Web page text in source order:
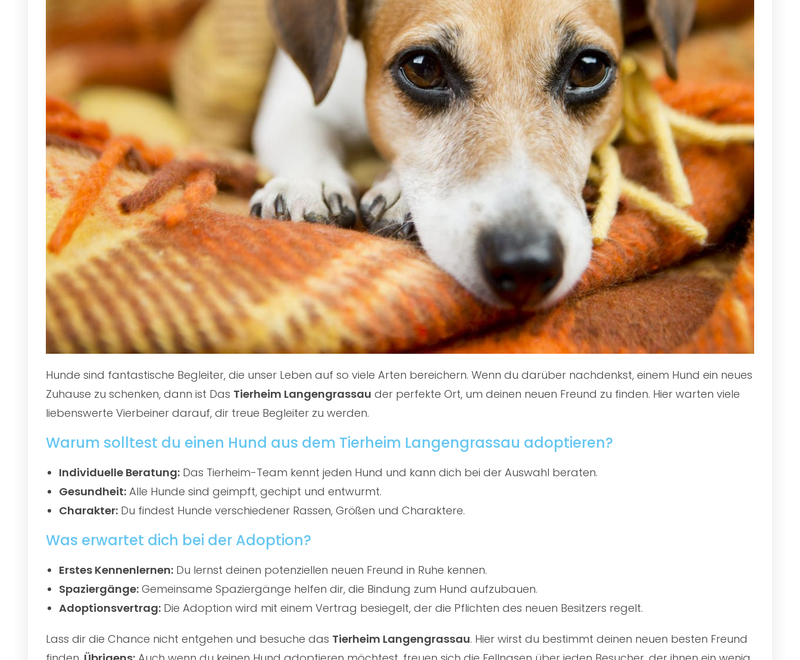
Hunde sind fantastische Begleiter, die unser Leben auf so viele Arten bereichern. Wenn du darüber nachdenkst, einem Hund ein neues
Zuhause zu schenken, dann ist Das Tierheim Langengrassau der perfekte Ort, um deinen neuen Freund zu finden. Hier warten viele
liebenswerte Vierbeiner darauf, dir treue Begleiter zu werden.
Warum solltest du einen Hund aus dem Tierheim Langengrassau adoptieren?
Individuelle Beratung: Das Tierheim-Team kennt jeden Hund und kann dich bei der Auswahl beraten.
Gesundheit: Alle Hunde sind geimpft, gechipt und entwurmt.
Charakter: Du findest Hunde verschiedener Rassen, Größen und Charaktere.
Was erwartet dich bei der Adoption?
Erstes Kennenlernen: Du lernst deinen potenziellen neuen Freund in Ruhe kennen.
Spaziergänge: Gemeinsame Spaziergänge helfen dir, die Bindung zum Hund aufzubauen.
Adoptionsvertrag: Die Adoption wird mit einem Vertrag besiegelt, der die Pflichten des neuen Besitzers regelt.
Lass dir die Chance nicht entgehen und besuche das Tierheim Langengrassau. Hier wirst du bestimmt deinen neuen besten Freund